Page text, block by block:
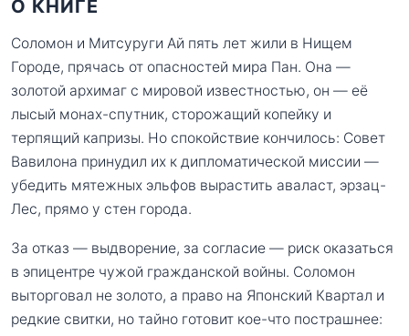
О КНИГЕ
Соломон и Митсуруги Ай пять лет жили в Нищем
Городе, прячась от опасностей мира Пан. Она —
золотой архимаг с мировой известностью, он — её
лысый монах-спутник, сторожащий копейку и
терпящий капризы. Но спокойствие кончилось: Совет
Вавилона принудил их к дипломатической миссии —
убедить мятежных эльфов вырастить аваласт, эрзац-
Лес, прямо у стен города.
За отказ — выдворение, за согласие — риск оказаться
в эпицентре чужой гражданской войны. Соломон
выторговал не золото, а право на Японский Квартал и
редкие свитки, но тайно готовит кое-что пострашнее: